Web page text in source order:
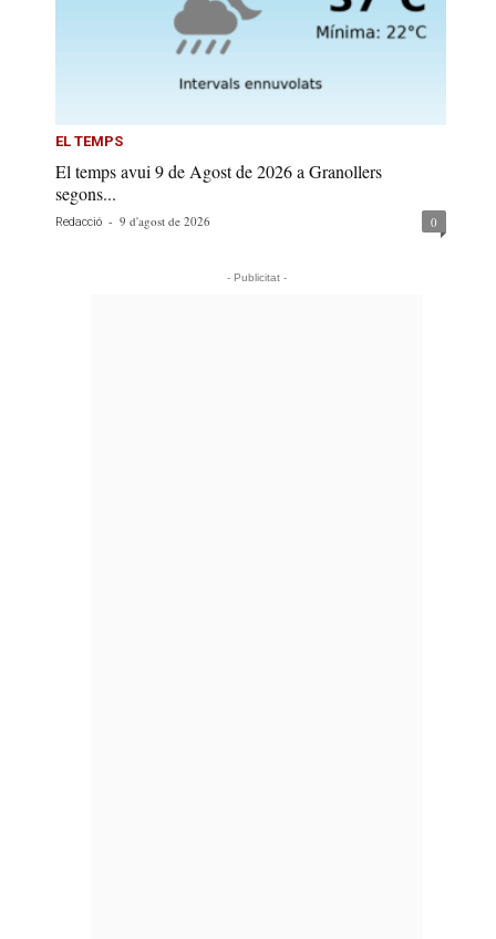
EL TEMPS
El temps avui 9 de Agost de 2026 a Granollers
segons...
Redacció - 9 d'agost de 2026 0
- Publicitat -